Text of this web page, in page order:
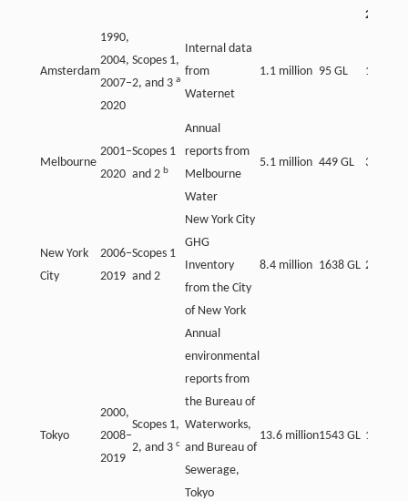
2019
Amsterdam
1990,
2004,
2007‒
2020
Scopes 1,
2, and 3 a
Internal data
from
Waternet
1.1 million 95 GL 125 GL
Melbourne
2001‒
2020
Scopes 1
and 2 b
Annual
reports from
Melbourne
Water
5.1 million 449 GL 347 GL
New York
City
2006‒
2019
Scopes 1
and 2
New York City
GHG
Inventory
from the City
of New York
8.4 million 1638 GL 2158 GL
Tokyo
2000,
2008‒
2019
Scopes 1,
2, and 3 c
Annual
environmental
reports from
the Bureau of
Waterworks,
and Bureau of
Sewerage,
Tokyo
13.6 million1543 GL 1710 GL